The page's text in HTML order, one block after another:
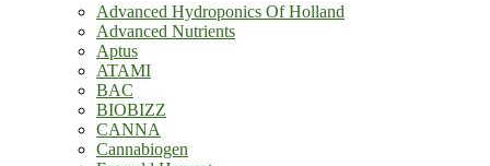
Advanced Hydroponics Of Holland
Advanced Nutrients
Aptus
ATAMI
BAC
BIOBIZZ
CANNA
Cannabiogen